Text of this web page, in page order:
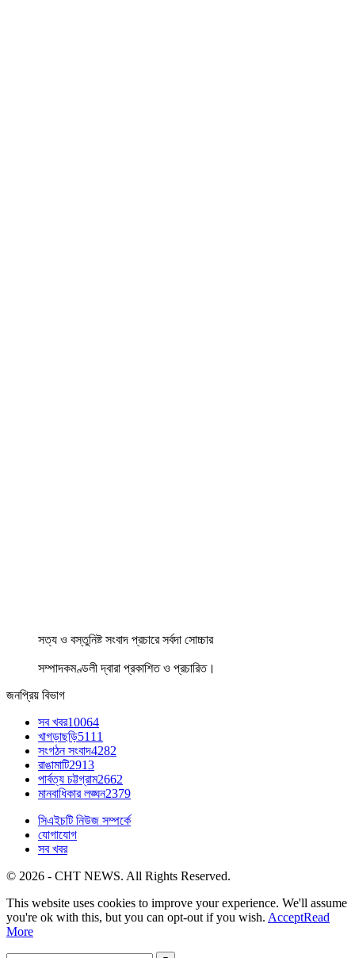
সত্য ও বস্তুনিষ্ট সংবাদ প্রচারে সর্বদা সোচ্চার
সম্পাদকমণ্ডলী দ্বারা প্রকাশিত ও প্রচারিত।
জনপ্রিয় বিভাগ
সব খবর10064
খাগড়াছড়ি5111
সংগঠন সংবাদ4282
রাঙামাটি2913
পার্বত্য চট্টগ্রাম2662
মানবাধিকার লঙ্ঘন2379
সিএইচটি নিউজ সম্পর্কে
যোগাযোগ
সব খবর
© 2026 - CHT NEWS. All Rights Reserved.
This website uses cookies to improve your experience. We'll assume
you're ok with this, but you can opt-out if you wish. AcceptRead
More